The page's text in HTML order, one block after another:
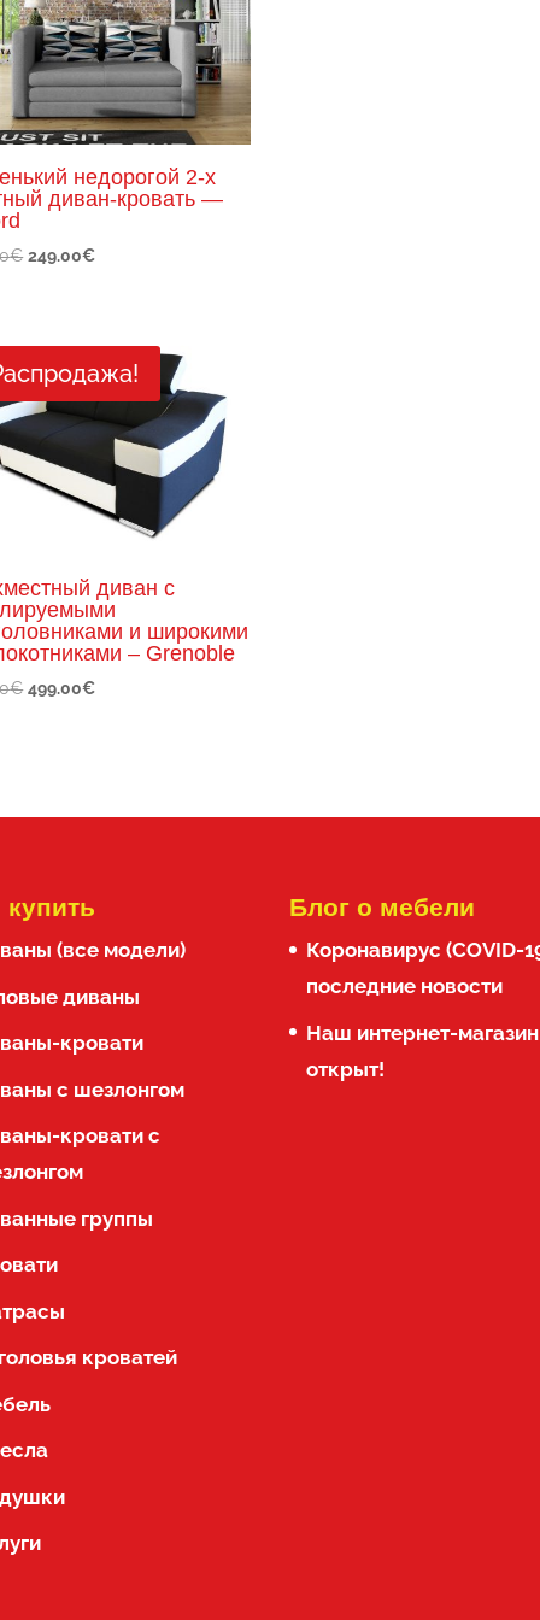
недорогой 2-х
диван-кровать —
€ Первоначальная
249.00€Текущая
диван с
и широкими
– Grenoble
€ Первоначальная
499.00€Текущая
купить
(все модели)
диваны
кровати
с шезлонгом
кровати с
группы
кроватей
Блог о мебели
Коронавирус (COVID-
последние новости
Наш интернет-магазин
открыт!